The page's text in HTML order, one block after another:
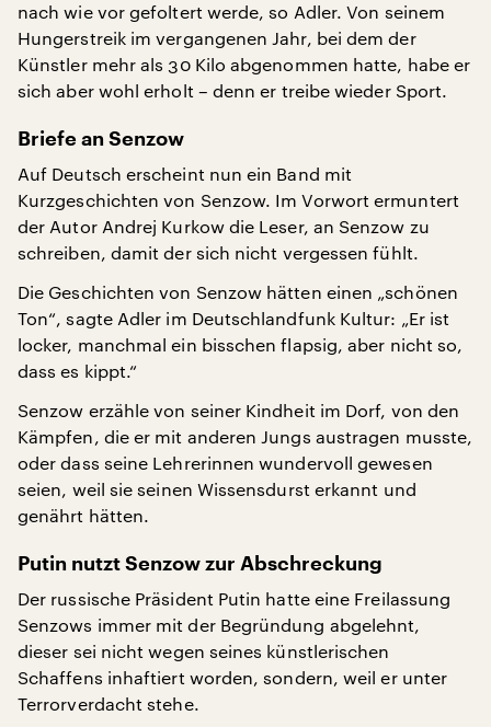
nach wie vor gefoltert werde, so Adler. Von seinem
Hungerstreik im vergangenen Jahr, bei dem der
Künstler mehr als 30 Kilo abgenommen hatte, habe er
sich aber wohl erholt – denn er treibe wieder Sport.
Briefe an Senzow
Auf Deutsch erscheint nun ein Band mit
Kurzgeschichten von Senzow. Im Vorwort ermuntert
der Autor Andrej Kurkow die Leser, an Senzow zu
schreiben, damit der sich nicht vergessen fühlt.
Die Geschichten von Senzow hätten einen „schönen
Ton“, sagte Adler im Deutschlandfunk Kultur: „Er ist
locker, manchmal ein bisschen flapsig, aber nicht so,
dass es kippt.“
Senzow erzähle von seiner Kindheit im Dorf, von den
Kämpfen, die er mit anderen Jungs austragen musste,
oder dass seine Lehrerinnen wundervoll gewesen
seien, weil sie seinen Wissensdurst erkannt und
genährt hätten.
Putin nutzt Senzow zur Abschreckung
Der russische Präsident Putin hatte eine Freilassung
Senzows immer mit der Begründung abgelehnt,
dieser sei nicht wegen seines künstlerischen
Schaffens inhaftiert worden, sondern, weil er unter
Terrorverdacht stehe.